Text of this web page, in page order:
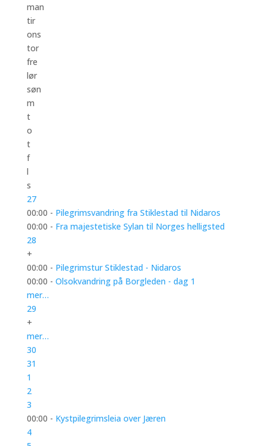
man
tir
ons
tor
fre
lør
søn
m
t
o
t
f
l
s
27
00:00 - Pilegrimsvandring fra Stiklestad til Nidaros
00:00 - Fra majestetiske Sylan til Norges helligsted
28
+
00:00 - Pilegrimstur Stiklestad - Nidaros
00:00 - Olsokvandring på Borgleden - dag 1
mer…
29
+
mer…
30
31
1
2
3
00:00 - Kystpilegrimsleia over Jæren
4